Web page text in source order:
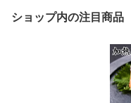
ショップ内の注目商品